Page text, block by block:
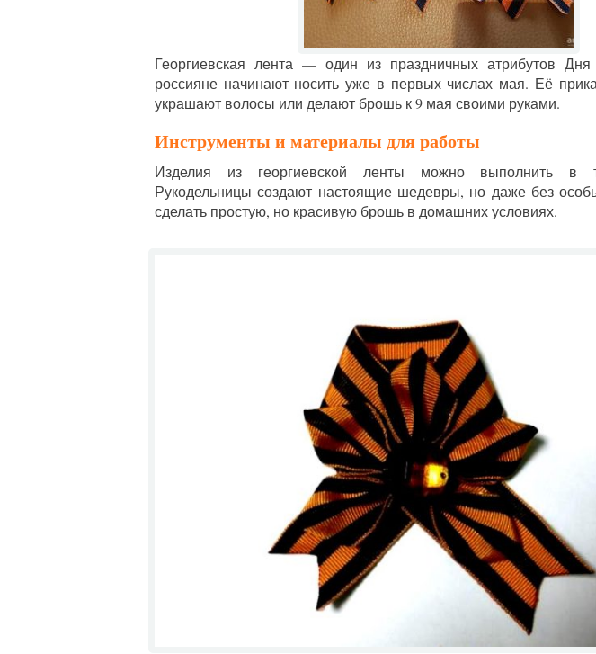
Георгиевская лента — один из праздничных атрибутов
россияне начинают носить уже в первых числах мая. Её
украшают волосы или делают брошь к 9 мая своими руками.
Инструменты и материалы для работы
Изделия из георгиевской ленты можно выполнить в
Рукодельницы создают настоящие шедевры, но даже без
сделать простую, но красивую брошь в домашних условиях.